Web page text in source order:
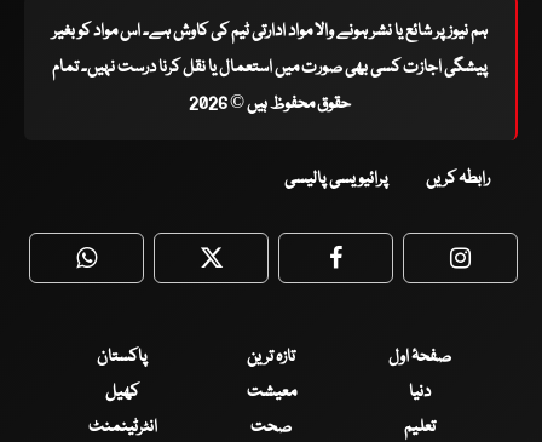
ہم نیوز پر شائع یا نشر ہونے والا مواد ادارتی ٹیم کی کاوش ہے۔ اس مواد کو بغیر
پیشگی اجازت کسی بھی صورت میں استعمال یا نقل کرنا درست نہیں۔ تمام
حقوق محفوظ ہیں © 2026
رابطہ کریں پرائیویسی پالیسی
WhatsApp Twitter Facebook
صفحۂ اول تازہ ترین
پاکستان
دنیا
معیشت
کھیل
تعلیم
صحت انٹرٹینمنٹ